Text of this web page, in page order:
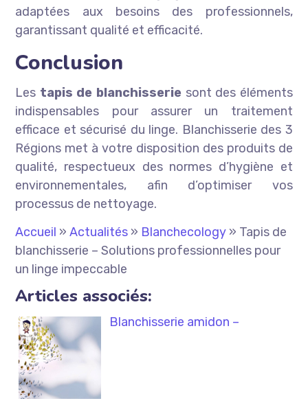
adaptées aux besoins des professionnels,
garantissant qualité et efficacité.
Conclusion
Les tapis de blanchisserie sont des éléments
indispensables pour assurer un traitement
efficace et sécurisé du linge. Blanchisserie des 3
Régions met à votre disposition des produits de
qualité, respectueux des normes d’hygiène et
environnementales, afin d’optimiser vos
processus de nettoyage.
Accueil »Actualités » Blanchecology » Tapis de
blanchisserie – Solutions professionnelles pour
un linge impeccable
Articles associés:
Blanchisserie amidon –